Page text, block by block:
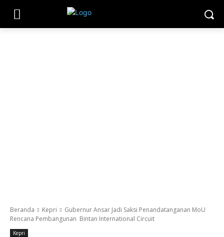
Beranda Kepri
Gubernur Ansar Jadi Saksi Penandatanganan MoU
Rencana Pembangunan Bintan International Circuit
Kepri